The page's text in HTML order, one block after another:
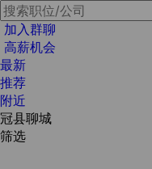
加入群聊
高薪机会
最新
推荐
附近
冠县聊城
筛选